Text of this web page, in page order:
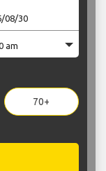
70+